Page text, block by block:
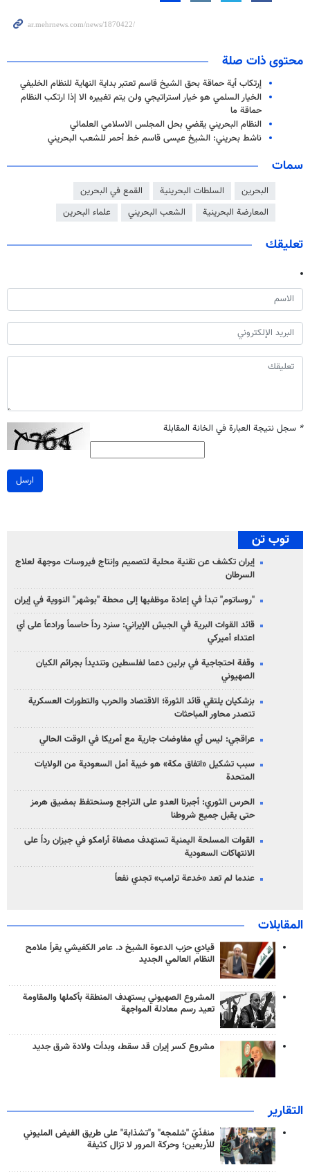
محتوى ذات صلة
إرتكاب أية حماقة بحق الشيخ قاسم تعتبر بداية النهاية للنظام الخليفي
الخيار السلمي هو خيار استراتيجي ولن يتم تغييره الا إذا ارتكب النظام
حماقة ما
النظام البحريني يقضي بحل المجلس الاسلامي العلمائي
ناشط بحريني: الشيخ عيسى قاسم خط أحمر للشعب البحريني
سمات
البحرين السلطات البحرينية
القمع في البحرين
المعارضة البحرينية
الشعب البحريني علماء البحرين
تعليقك
* سجل نتيجة العبارة في الخانة المقابلة
ارسل
توب تن
إيران تكشف عن تقنية محلية لتصميم وإنتاج فيروسات موجهة لعلاج
السرطان
"روساتوم" تبدأ في إعادة موظفيها إلى محطة "بوشهر" النووية في إيران
قائد القوات البرية في الجيش الإيراني: سنرد رداً حاسماً ورادعاً على أي
اعتداء أميركي
وقفة احتجاجية في برلين دعما لفلسطين وتنديداً بجرائم الكيان
الصهیوني
بزشكيان يلتقي قائد الثورة؛ الاقتصاد والحرب والتطورات العسكرية
تتصدر محاور المباحثات
عراقجي: ليس أي مفاوضات جارية مع أمريكا في الوقت الحالي
سبب تشكيل «اتفاق مكة» هو خيبة أمل السعودية من الولايات
المتحدة
الحرس الثوري: أجبرنا العدو على التراجع وسنحتفظ بمضيق هرمز
حتى يقبل جميع شروطنا
القوات المسلحة اليمنية تستهدف مصفاة أرامكو في جيزان رداً على
الانتهاكات السعودية
عندما لم تعد «خدعة ترامب» تجدي نفعاً
المقابلات
قيادي حزب الدعوة الشيخ د. عامر الكفيشي يقرأ ملامح
النظام العالمي الجديد
المشروع الصهيوني يستهدف المنطقة بأكملها والمقاومة
تعيد رسم معادلة المواجهة
مشروع كسر إيران قد سقط، وبدأت ولادة شرق جديد
التقارير
منفذَيّ "شلمجه" و"تشذابة" على طريق الفيض المليوني
للأربعين؛ وحركة المرور لا تزال كثيفة